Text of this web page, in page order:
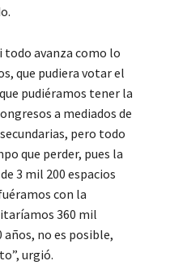
todo avanza como lo
que pudiera votar el
pudiéramos tener la
a mediados de
pero todo
que perder, pues la
3 mil 200 espacios
con la
360 mil
no es posible,
urgió.